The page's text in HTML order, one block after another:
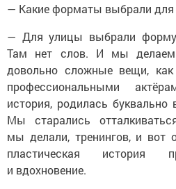
— Какие форматы выбрали для
— Для улицы выбрали форму
Там нет слов. И мы
довольно сложные вещи,
профессиональными
история, родилась
Мы старались
мы делали, тренингов, и вот
пластическая история
и вдохновение.